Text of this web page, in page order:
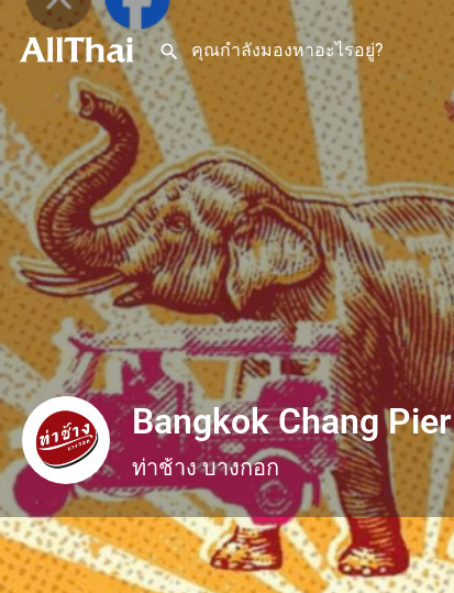
Bangkok Chang Pier
ท่าช้าง บางกอก
ประวัติโดยย่อ